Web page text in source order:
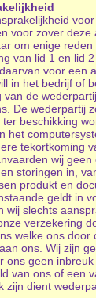
voor zover
om enige
van lid 1 en lid
voor een
in het bedrijf of
van de
De wederpartij
beschikking
het
tekortkoming
wij
storingen in,
produkt en
geldt in
wij slechts
verzekering
welke ons
ons. Wij zijn
ons geen
van ons of een
zijn dient